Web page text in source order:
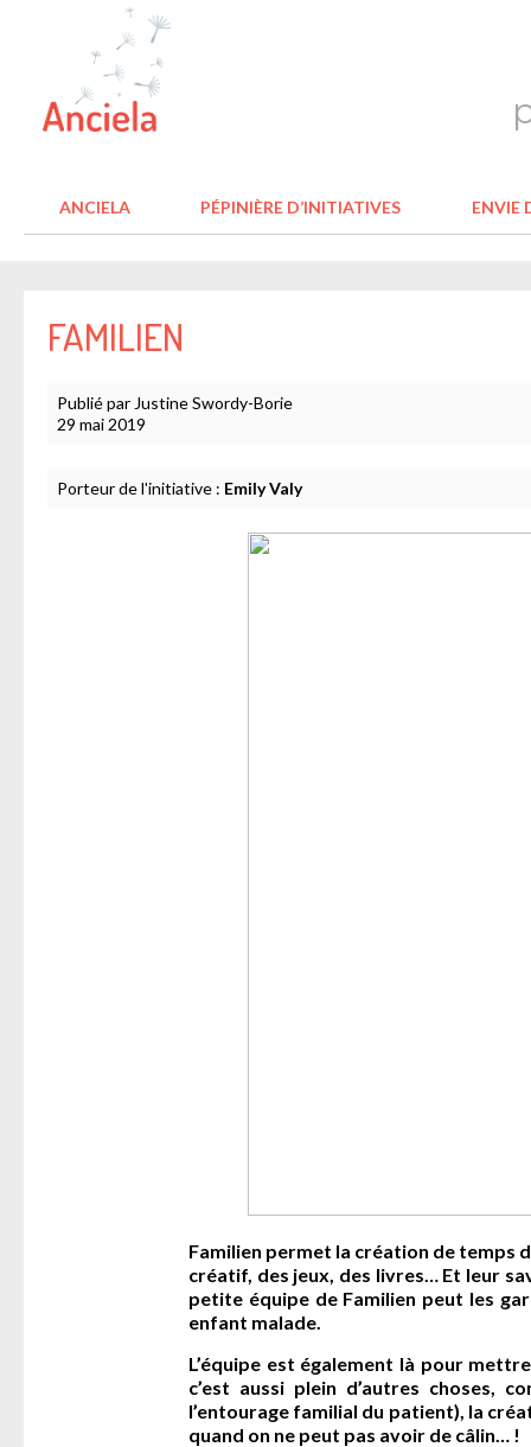
ANCIELA PÉPINIÈRE D’INITIATIVES ENVIE
FAMILIEN
Publié par Justine Swordy-Borie
29 mai 2019
Porteur de l'initiative : Emily Valy
Familien permet la création de temps
créatif, des jeux, des livres… Et leur
petite équipe de Familien peut les
enfant malade.
L’équipe est également là pour
c’est aussi plein d’autres choses,
l’entourage familial du patient), la
quand on ne peut pas avoir de câlin… !